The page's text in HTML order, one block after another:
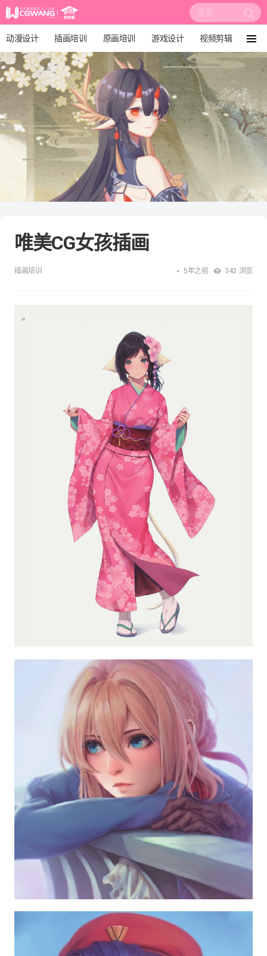
搜
索:
动漫设计 插画培训 原画培训 游戏设计 视频剪辑
影视后期 3D建模 培训课程 动画设计
漫画设计 绘画教程 板绘培训
单
唯美CG女孩插画
插画培训 5年之前 343 浏览